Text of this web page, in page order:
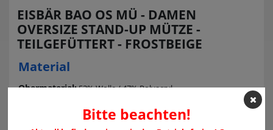
EISBÄR BAO OS MÜ - DAMEN
OVERSIZE STAND-UP MÜTZE -
TEILGEFÜTTERT - FROSTBEIGE
Material
Obermaterial:53% Wolle / 47% Polyacryl
Fleece - 100% Polyester
Bitte beachten!